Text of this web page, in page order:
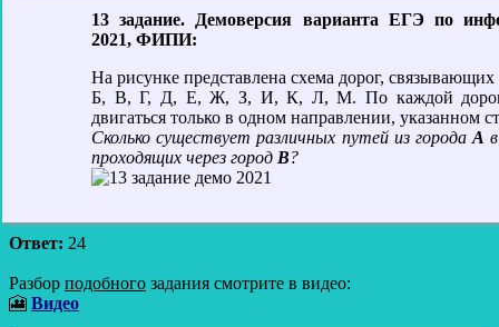
13 задание. Демоверсия варианта ЕГЭ по
2021, ФИПИ:
На рисунке представлена схема дорог,
Б, В, Г, Д, Е, Ж, З, И, К, Л, М. По каждой
двигаться только в одном направлении, указанном
Сколько существует различных путей из города А
проходящих через город В?
Ответ: 24
Разбор подобного задания смотрите в видео:
🎦 Видео